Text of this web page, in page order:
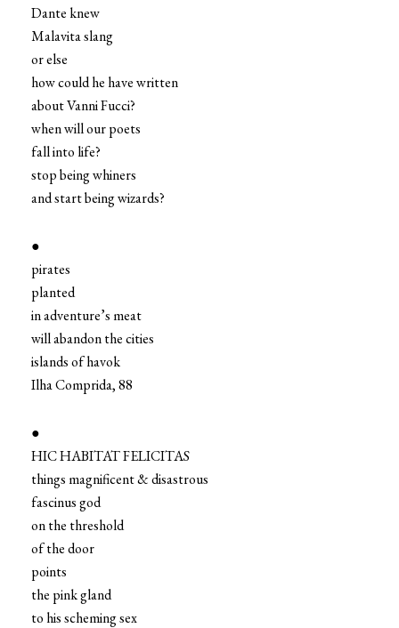
Dante knew
Malavita slang
or else
how could he have written
about Vanni Fucci?
when will our poets
fall into life?
stop being whiners
and start being wizards?
●
pirates
planted
in adventure’s meat
will abandon the cities
islands of havok
Ilha Comprida, 88
●
HIC HABITAT FELICITAS
things magnificent & disastrous
fascinus god
on the threshold
of the door
points
the pink gland
to his scheming sex